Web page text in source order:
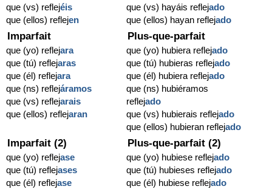
que (vs) reflejéis
que (ellos) reflejen
que (vs) hayáis reflejado
que (ellos) hayan reflejado
Imparfait
que (yo) reflejara
que (tú) reflejaras
que (él) reflejara
que (ns) reflejáramos
que (vs) reflejarais
que (ellos) reflejaran
Plus-que-parfait
que (yo) hubiera reflejado
que (tú) hubieras reflejado
que (él) hubiera reflejado
que (ns) hubiéramos
reflejado
que (vs) hubierais reflejado
que (ellos) hubieran reflejado
Imparfait (2)
que (yo) reflejase
que (tú) reflejases
que (él) reflejase
Plus-que-parfait (2)
que (yo) hubiese reflejado
que (tú) hubieses reflejado
que (él) hubiese reflejado